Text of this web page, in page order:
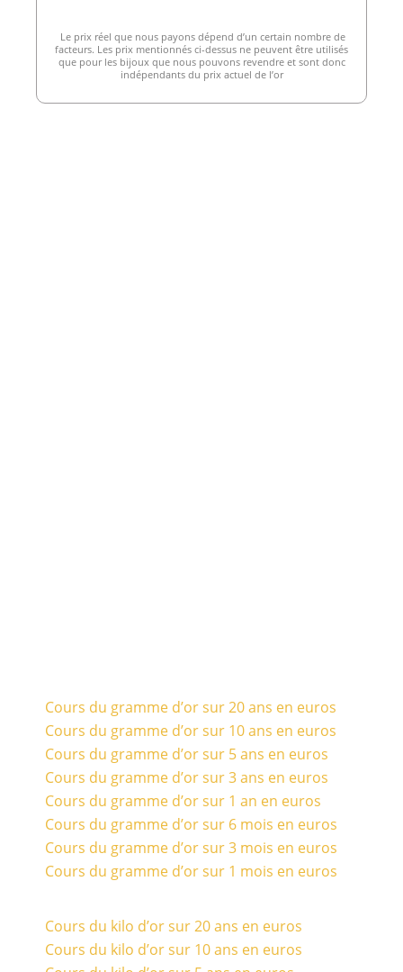
Le prix réel que nous payons dépend d’un certain nombre de
facteurs. Les prix mentionnés ci-dessus ne peuvent être utilisés
que pour les bijoux que nous pouvons revendre et sont donc
indépendants du prix actuel de l’or
Cours du gramme d’or sur 20 ans en euros
Cours du gramme d’or sur 10 ans en euros
Cours du gramme d’or sur 5 ans en euros
Cours du gramme d’or sur 3 ans en euros
Cours du gramme d’or sur 1 an en euros
Cours du gramme d’or sur 6 mois en euros
Cours du gramme d’or sur 3 mois en euros
Cours du gramme d’or sur 1 mois en euros
Cours du kilo d’or sur 20 ans en euros
Cours du kilo d’or sur 10 ans en euros